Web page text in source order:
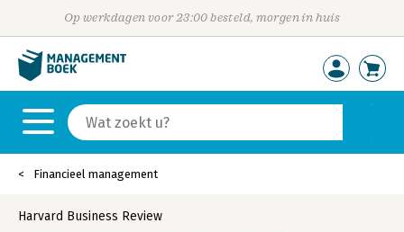
Op werkdagen voor 23:00 besteld, morgen in huis
Financieel management
Harvard Business Review